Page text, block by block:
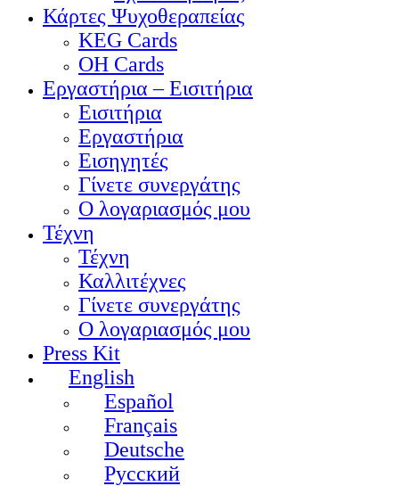
Κάρτες Ψυχοθεραπείας
KEG Cards
OH Cards
Εργαστήρια – Εισιτήρια
Εισιτήρια
Εργαστήρια
Εισηγητές
Γίνετε συνεργάτης
Ο λογαριασμός μου
Τέχνη
Τέχνη
Καλλιτέχνες
Γίνετε συνεργάτης
Ο λογαριασμός μου
Press Kit
English
Español
Français
Deutsche
Pусский